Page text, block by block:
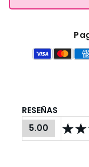
RESEÑAS
5.00